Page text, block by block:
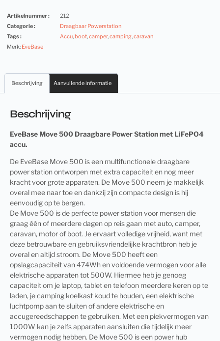
Artikelnummer :
212
Categorie :
Draagbaar Powerstation
Tags :
Accu,boot,camper,camping,caravan
Merk: EveBase
Beschrijving Aanvullende informatie
Beschrijving
EveBase Move 500 Draagbare Power Station met LiFePO4
accu.
De EveBase Move 500 is een multifunctionele draagbare
power station ontworpen met extra capaciteit en nog meer
kracht voor grote apparaten. De Move 500 neem je makkelijk
overal mee naar toe en dankzij zijn compacte design is hij
eenvoudig op te bergen.
De Move 500 is de perfecte power station voor mensen die
graag één of meerdere dagen op reis gaan met auto, camper,
caravan, motor of boot. Je ervaart volledige vrijheid, want met
deze betrouwbare en gebruiksvriendelijke krachtbron heb je
overal en altijd stroom. De Move 500 heeft een
opslagcapaciteit van 474Wh en voldoende vermogen voor alle
elektrische apparaten tot 500W. Hiermee heb je genoeg
capaciteit om je laptop, tablet en telefoon meerdere keren op te
laden, je camping koelkast koud te houden, een elektrische
luchtpomp aan te sluiten of andere elektrische en
accugereedschappen te gebruiken. Met een piekvermogen van
1000W kan je zelfs apparaten aansluiten die tijdelijk meer
vermogen nodig hebben. De Move 500 is een power hub